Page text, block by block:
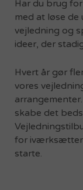
Har du brug
med at løse
vejledning og
ideer, der
Hvert år gør
vores
skabe det
for
starte.